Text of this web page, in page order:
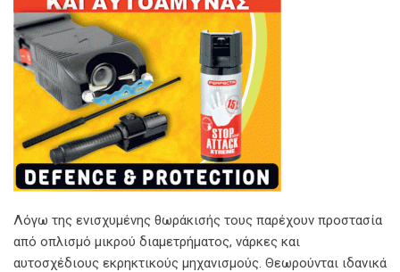
Λόγω της ενισχυμένης θωράκισής τους παρέχουν προστασία
από οπλισμό μικρού διαμετρήματος, νάρκες και
αυτοσχέδιους εκρηκτικούς μηχανισμούς. Θεωρούνται ιδανικά